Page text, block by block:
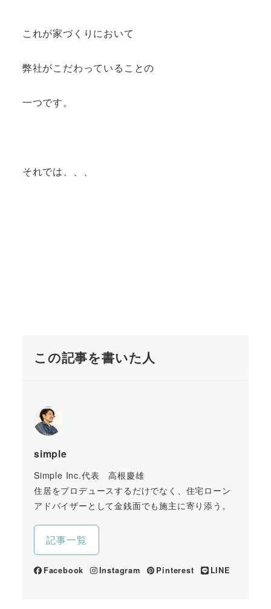
これが家づくりにおいて
弊社がこだわっていることの
一つです。
それでは、、、
この記事を書いた人
simple
Simple Inc.代表 高根慶雄
住居をプロデュースするだけでなく、住宅ローン
アドバイザーとして金銭面でも施主に寄り添う。
記事一覧
Facebook Instagram Pinterest LINE